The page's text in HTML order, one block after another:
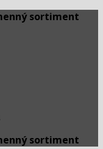
sortiment
sortiment